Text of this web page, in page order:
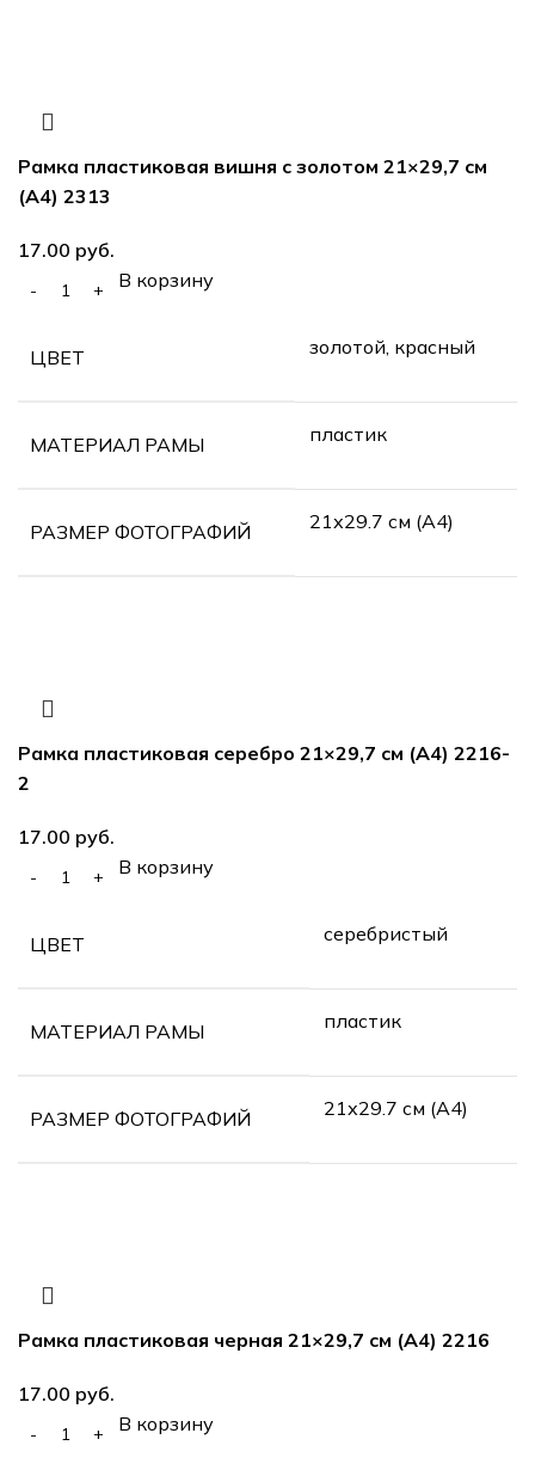
Рамка пластиковая вишня с золотом 21×29,7 см
(А4) 2313
руб.
В корзину
ЦВЕТ золотой, красный
МАТЕРИАЛ РАМЫ пластик
РАЗМЕР ФОТОГРАФИЙ 21х29.7 см (А4)
Рамка пластиковая серебро 21×29,7 см (А4) 2216-
2
руб.
В корзину
ЦВЕТ серебристый
МАТЕРИАЛ РАМЫ пластик
РАЗМЕР ФОТОГРАФИЙ 21х29.7 см (А4)
Рамка пластиковая черная 21×29,7 см (А4) 2216
руб.
В корзину